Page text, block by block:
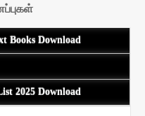
Books Download
2025 Download